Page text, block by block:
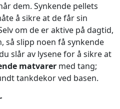
dem. Synkende pellets
å sikre at de får sin
om de er aktive på dagtid,
så slipp noen få synkende
slår av lysene for å sikre at
matvarer med tang;
tankdekor ved basen.